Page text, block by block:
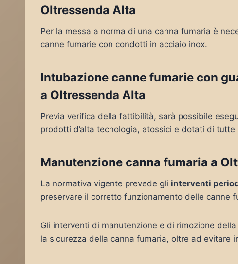
Oltressenda Alta
Per la messa a norma di una canna fumaria è
canne fumarie con condotti in acciaio inox.
Intubazione canne fumarie con
a Oltressenda Alta
Previa verifica della fattibilità, sarà possibile
prodotti d’alta tecnologia, atossici e dotati di
Manutenzione canna fumaria a
La normativa vigente prevede gli interventi
preservare il corretto funzionamento delle canne
Gli interventi di manutenzione e di rimozione
la sicurezza della canna fumaria, oltre ad evitare